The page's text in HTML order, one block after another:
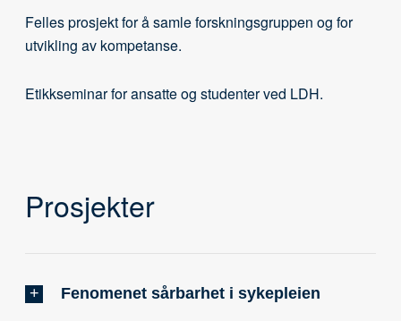
Felles prosjekt for å samle forskningsgruppen og for
utvikling av kompetanse.
Etikkseminar for ansatte og studenter ved LDH.
Prosjekter
Fenomenet sårbarhet i sykepleien